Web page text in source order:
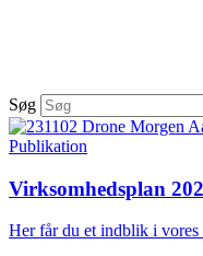
Søg
Publikation
Virksomhedsplan
Her får du et indblik i vores